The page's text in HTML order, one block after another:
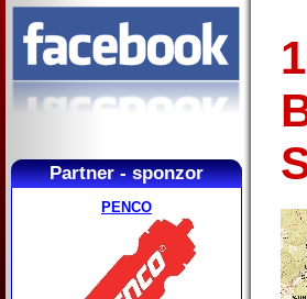
Partner - sponzor
PENCO